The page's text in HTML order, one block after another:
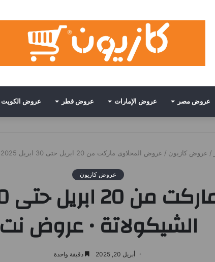
عروض مصر عروض الإمارات عروض قطر عروض الكويت
/ عروض كازيون / عروض المحلاوى ماركت من 20 ابريل حتى 30 ابريل 2025 عروض الشيكولاتة • عروض نت
عروض كازيون
الشيكولاتة • عروض نت
أبريل 20, 2025 دقيقة واحدة